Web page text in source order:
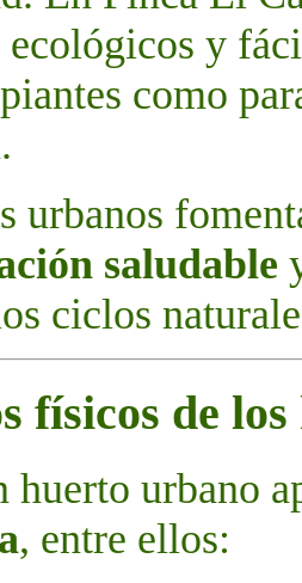
ecológicos y
como
urbanos
saludable
ciclos
físicos de
huerto urbano
, entre ellos: